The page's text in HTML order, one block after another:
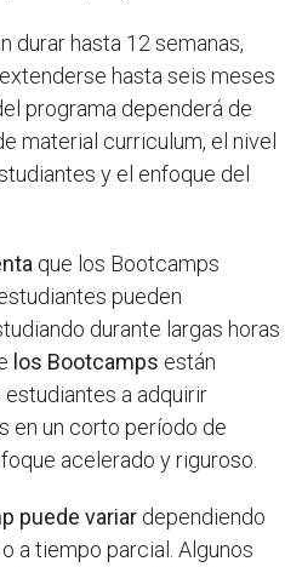
durar hasta 12 semanas,
hasta seis meses
programa dependerá de
material curriculum, el nivel
y el enfoque del
que los Bootcamps
pueden
durante largas horas
los Bootcamps están
estudiantes a adquirir
en un corto período de
acelerado y riguroso.
puede variar dependiendo
a tiempo parcial. Algunos